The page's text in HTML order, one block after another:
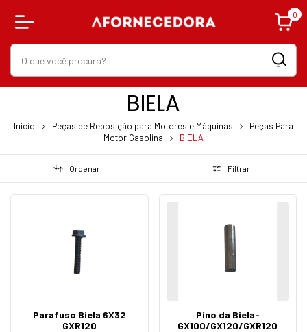
0
BIELA
Início Peças de Reposição para Motores e Máquinas
Peças Para
Motor Gasolina
BIELA
Ordenar Filtrar
Parafuso Biela 6X32
GXR120
Pino da Biela-
GX100/GX120/GXR120